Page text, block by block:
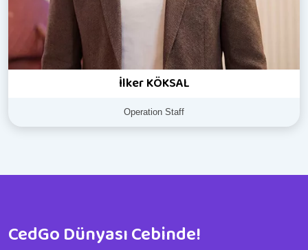
İlker KÖKSAL
Operation Staff
CedGo Dünyası Cebinde!